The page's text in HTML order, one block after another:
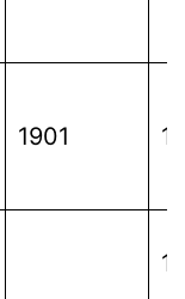
1901